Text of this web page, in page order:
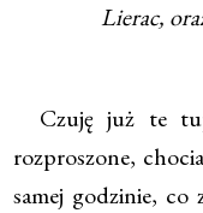
Lierac,
Czuję już te
rozproszone,
samej godzinie, co